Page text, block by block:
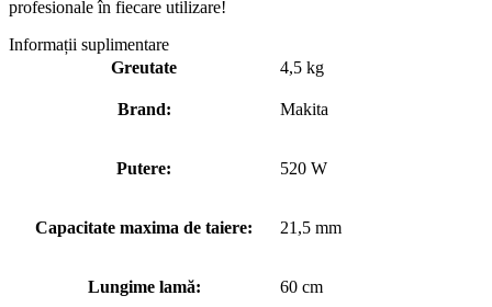
profesionale în fiecare utilizare!
Informații suplimentare
Greutate
4,5 kg
Brand: Makita
Putere: 520 W
Capacitate maxima de taiere: 21,5 mm
Lungime lamă: 60 cm